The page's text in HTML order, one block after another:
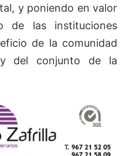
y poniendo en valor
de las instituciones
de la comunidad
del conjunto de la